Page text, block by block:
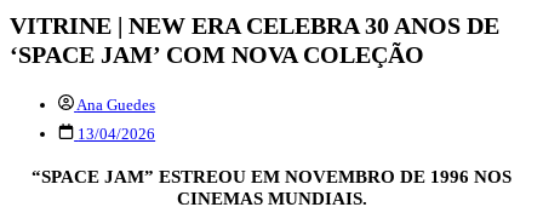
VITRINE | NEW ERA CELEBRA 30 ANOS DE
‘SPACE JAM’ COM NOVA COLEÇÃO
Ana Guedes
13/04/2026
“SPACE JAM” ESTREOU EM NOVEMBRO DE 1996 NOS
CINEMAS MUNDIAIS.